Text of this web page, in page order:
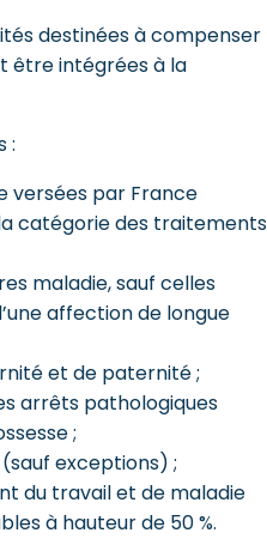
destinées à compenser
être intégrées à la
:
versées par France
catégorie des traitements
maladie, sauf celles
affection de longue
et de paternité ;
arrêts pathologiques
;
exceptions) ;
du travail et de maladie
à hauteur de 50 %.